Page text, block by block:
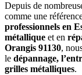
Depuis de
comme une
professionnels en
métallique et en
Orangis 91130,
le dépannage,
grilles métalliques.